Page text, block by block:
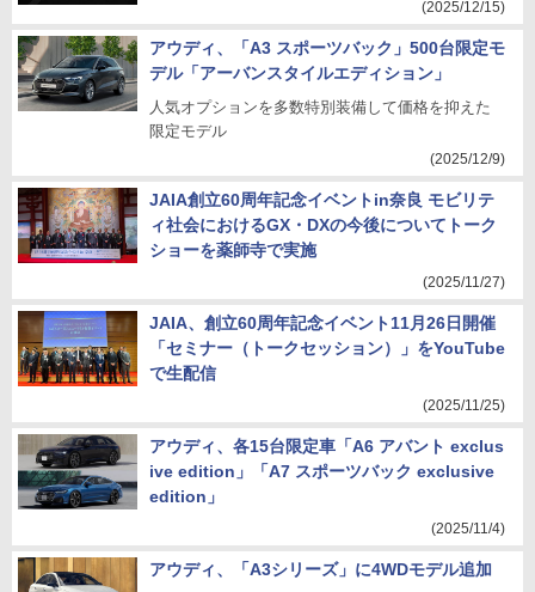
(2025/12/15)
アウディ、「A3 スポーツバック」500台限定モ
デル「アーバンスタイルエディション」
人気オプションを多数特別装備して価格を抑えた
限定モデル
(2025/12/9)
JAIA創立60周年記念イベントin奈良 モビリテ
ィ社会におけるGX・DXの今後についてトーク
ショーを薬師寺で実施
(2025/11/27)
JAIA、創立60周年記念イベント11月26日開催
「セミナー（トークセッション）」をYouTube
で生配信
(2025/11/25)
アウディ、各15台限定車「A6 アバント exclus
ive edition」「A7 スポーツバック exclusive
edition」
(2025/11/4)
アウディ、「A3シリーズ」に4WDモデル追加